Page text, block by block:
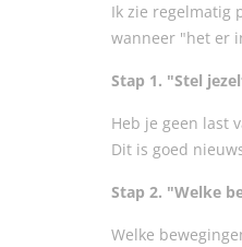
Ik zie regelmatig
wanneer "het er
Stap 1. "Stel
Heb je geen last
Dit is goed
Stap 2. "Welke
Welke